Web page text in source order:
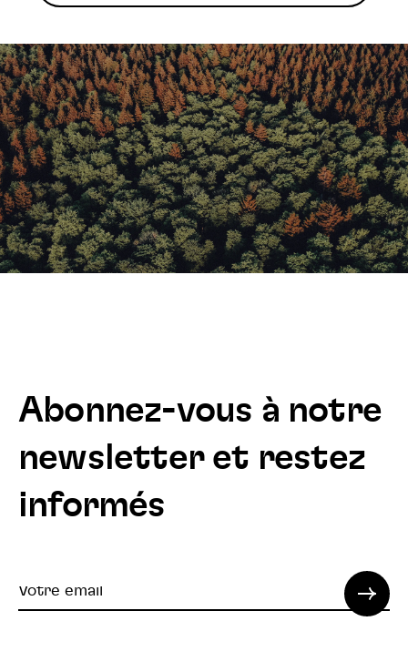
Abonnez-vous à notre
newsletter et restez
informés
Votre